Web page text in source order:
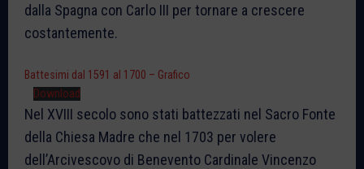
dalla Spagna con Carlo III per tornare a crescere
costantemente.
Battesimi dal 1591 al 1700 – Grafico
Download
Nel XVIII secolo sono stati battezzati nel Sacro Fonte
della Chiesa Madre che nel 1703 per volere
dell’Arcivescovo di Benevento Cardinale Vincenzo